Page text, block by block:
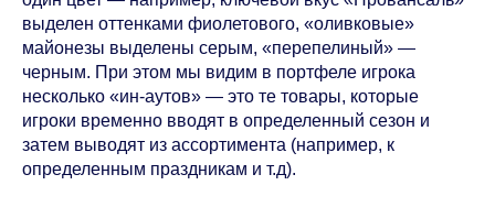
выделен оттенками фиолетового, «оливковые»
майонезы выделены серым, «перепелиный» —
черным. При этом мы видим в портфеле игрока
несколько «ин-аутов» — это те товары, которые
игроки временно вводят в определенный сезон и
затем выводят из ассортимента (например, к
определенным праздникам и т.д).